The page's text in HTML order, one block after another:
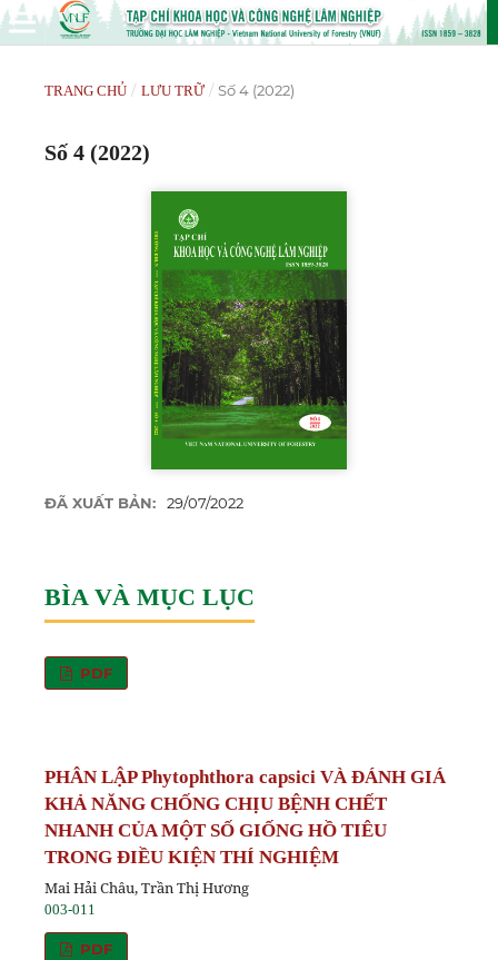
TRANG CHỦ / LƯU TRỮ / Số 4 (2022)
Số 4 (2022)
ĐÃ XUẤT BẢN: 29/07/2022
BÌA VÀ MỤC LỤC
PDF
PHÂN LẬP Phytophthora capsici VÀ ĐÁNH GIÁ
KHẢ NĂNG CHỐNG CHỊU BỆNH CHẾT
NHANH CỦA MỘT SỐ GIỐNG HỒ TIÊU
TRONG ĐIỀU KIỆN THÍ NGHIỆM
Mai Hải Châu, Trần Thị Hương
003-011
PDF